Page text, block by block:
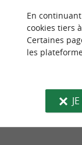
Cantine
346 m -
Actualités
En
cookies tiers
Certaines
les